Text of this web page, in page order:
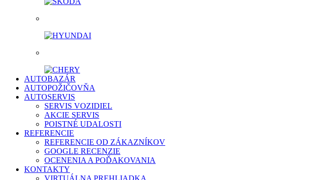
AUTOBAZÁR
AUTOPOŽIČOVŇA
AUTOSERVIS
SERVIS VOZIDIEL
AKCIE SERVIS
POISTNÉ UDALOSTI
REFERENCIE
REFERENCIE OD ZÁKAZNÍKOV
GOOGLE RECENZIE
OCENENIA A POĎAKOVANIA
KONTAKTY
VIRTUÁLNA PREHLIADKA